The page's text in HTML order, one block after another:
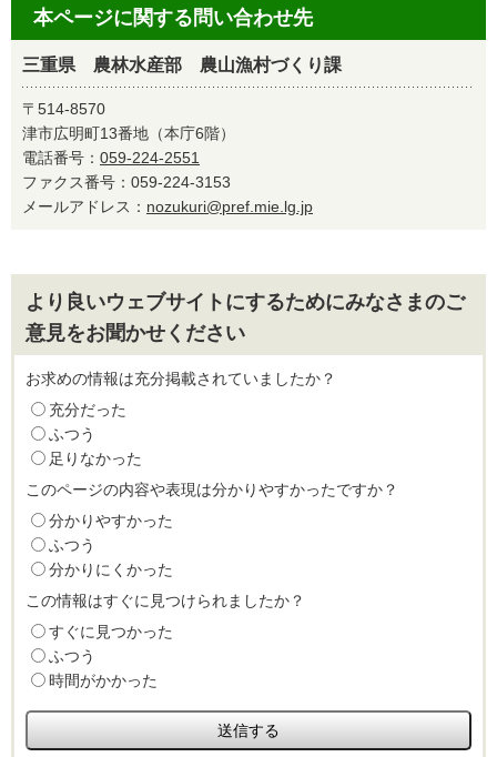
本ページに関する問い合わせ先
三重県 農林水産部 農山漁村づくり課
〒514-8570
津市広明町13番地（本庁6階）
電話番号： 059-224-2551
ファクス番号：059-224-3153
メールアドレス： nozukuri@pref.mie.lg.jp
より良いウェブサイトにするためにみなさまのご
意見をお聞かせください
お求めの情報は充分掲載されていましたか？
充分だった
ふつう
足りなかった
このページの内容や表現は分かりやすかったですか？
分かりやすかった
ふつう
分かりにくかった
この情報はすぐに見つけられましたか？
すぐに見つかった
ふつう
時間がかかった